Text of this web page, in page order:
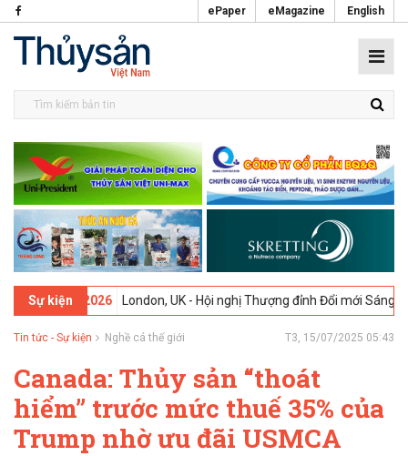
ePaper eMagazine English
Sự kiện
02-2026 London, UK - Hội nghị Thượng đỉnh Đổi mới Sáng tạo
Tin tức - Sự kiện Nghề cá thế giới T3, 15/07/2025 05:43
Canada: Thủy sản “thoát
hiểm” trước mức thuế 35% của
Trump nhờ ưu đãi USMCA